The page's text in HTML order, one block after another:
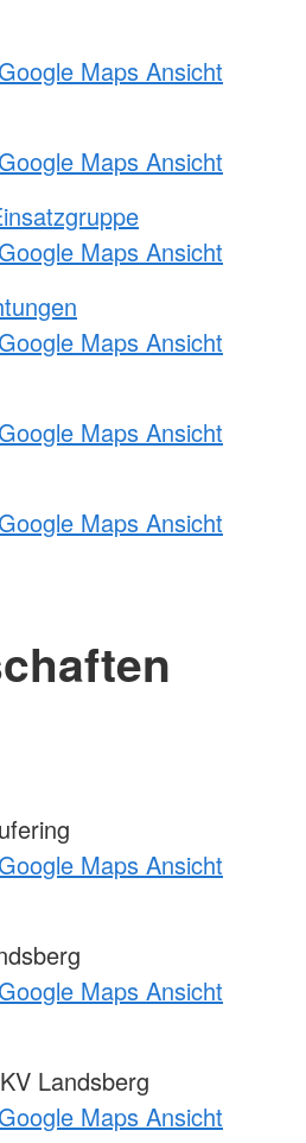
Maps Ansicht
Maps Ansicht
Maps Ansicht
Maps Ansicht
Maps Ansicht
Maps Ansicht
Maps Ansicht
Maps Ansicht
Landsberg
Maps Ansicht